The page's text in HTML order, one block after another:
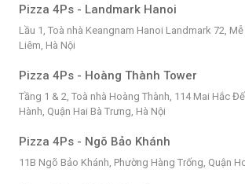
Pizza 4Ps - Landmark Hanoi
Lầu 1, Toà nhà Keangnam Hanoi Landmark 72,
Liêm, Hà Nội
Pizza 4Ps - Hoàng Thành Tower
Tầng 1 & 2, Toà nhà Hoàng Thành, 114 Mai Hắc
Hành, Quận Hai Bà Trưng, Hà Nội
Pizza 4Ps - Ngõ Bảo Khánh
11B Ngõ Bảo Khánh, Phường Hàng Trống, Quận